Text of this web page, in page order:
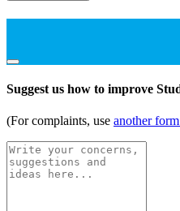
Suggest us how to improve
(For complaints, use another form